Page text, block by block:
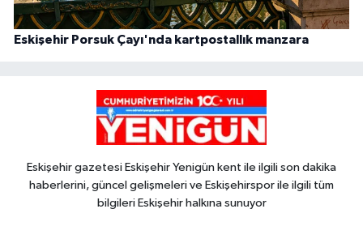
Eskişehir Porsuk Çayı'nda kartpostallık manzara
Eskişehir gazetesi Eskişehir Yenigün kent ile ilgili son dakika
haberlerini, güncel gelişmeleri ve Eskişehirspor ile ilgili tüm
bilgileri Eskişehir halkına sunuyor